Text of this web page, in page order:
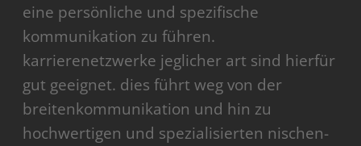
eine persönliche und spezifische
kommunikation zu führen.
karrierenetzwerke jeglicher art sind hierfür
gut geeignet. dies führt weg von der
breitenkommunikation und hin zu
hochwertigen und spezialisierten nischen-